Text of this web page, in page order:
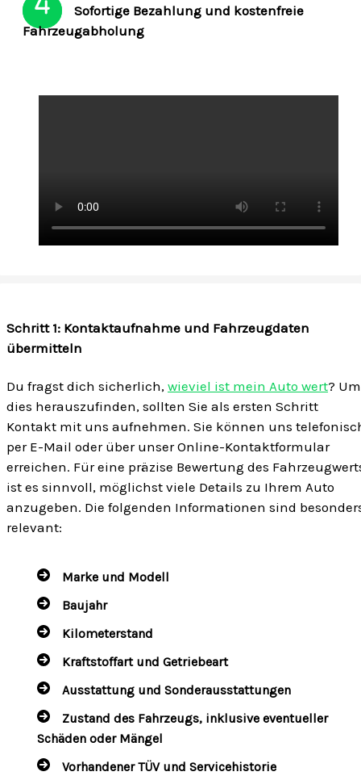
Sofortige Bezahlung und kostenfreie
Fahrzeugabholung
Schritt 1: Kontaktaufnahme und Fahrzeugdaten
übermitteln
Du fragst dich sicherlich, wieviel ist mein Auto wert? Um
dies herauszufinden, sollten Sie als ersten Schritt
Kontakt mit uns aufnehmen. Sie können uns
per E-Mail oder über unser Online-Kontaktformular
erreichen. Für eine präzise Bewertung des
ist es sinnvoll, möglichst viele Details zu Ihrem Auto
anzugeben. Die folgenden Informationen sind
relevant:
Marke und Modell
Baujahr
Kilometerstand
Kraftstoffart und Getriebeart
Ausstattung und Sonderausstattungen
Zustand des Fahrzeugs, inklusive eventueller
Schäden oder Mängel
Vorhandener TÜV und Servicehistorie